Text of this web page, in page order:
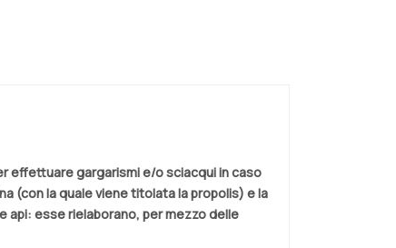
effettuare gargarismi e/o sciacqui in caso
(con la quale viene titolata la propolis) e la
api: esse rielaborano, per mezzo delle